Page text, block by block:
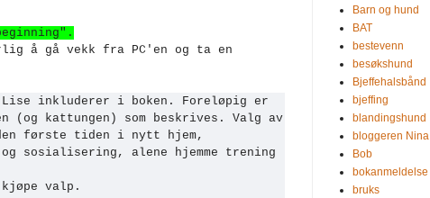
å gå vekk fra PC'en og ta en
Lise inkluderer i boken. Foreløpig er
(og kattungen) som beskrives. Valg av
første tiden i nytt hjem,
sosialisering, alene hjemme trening
kjøpe valp.
Barn og hund
BAT
bestevenn
besøkshund
Bjeffehalsbånd
bjeffing
blandingshund
bloggeren Nina
Bob
bokanmeldelse
bruks